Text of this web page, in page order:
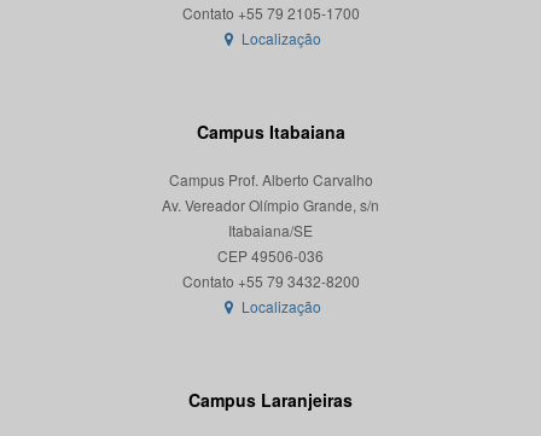
Localização
Campus Itabaiana
Campus Prof. Alberto Carvalho
Av. Vereador Olímpio Grande, s/n
Itabaiana/SE
CEP 49506-036
Localização
Campus Laranjeiras